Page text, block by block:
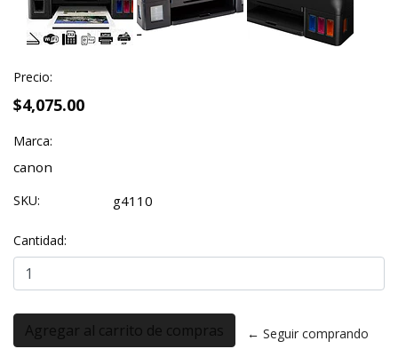
Precio:
$4,075.00
Marca:
canon
SKU: g4110
Cantidad:
← Seguir comprando